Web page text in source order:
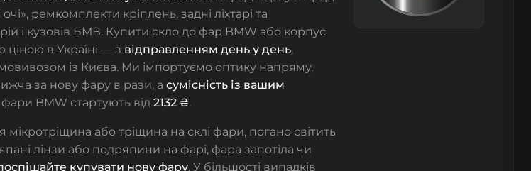
ремкомплекти кріплень, задні ліхтарі та
і кузовів БМВ. Купити скло до фар BMW або корпус
в Україні — з відправленням день у день,
із Києва. Ми імпортуємо оптику напряму,
за нову фару в рази, а сумісність із вашим
BMW стартують від 2132 ₴.
або тріщина на склі фари, погано світить
лінзи або подряпини на фарі, фара запотіла чи
купувати нову фару. У більшості випадків